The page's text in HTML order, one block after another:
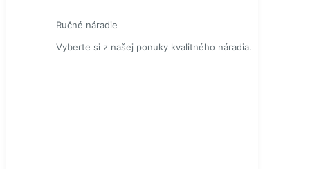
Ručné náradie
Vyberte si z našej ponuky kvalitného náradia.